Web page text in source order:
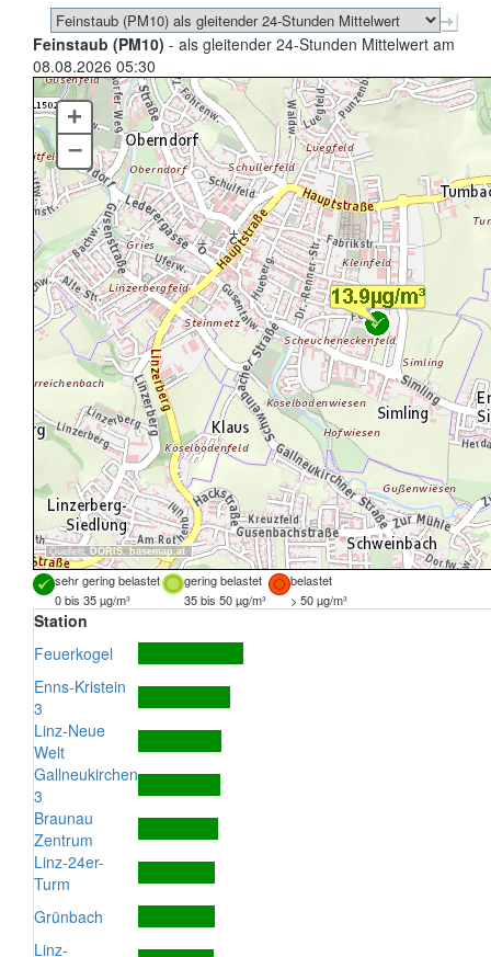
Feinstaub (PM10) - als gleitender 24-Stunden Mittelwert am
08.08.2026 05:30
Quellen: DORIS, basemap.at
+
–
sehr gering belastet gering belastet
belastet
0 bis 35 µg/m³
35 bis 50 µg/m³ > 50 µg/m³
Station
Feuerkogel
Enns-Kristein
3
Linz-Neue
Welt
Gallneukirchen
3
Braunau
Zentrum
Linz-24er-
Turm
Grünbach
Linz-